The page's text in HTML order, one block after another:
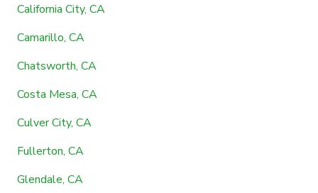
California City, CA
Camarillo, CA
Chatsworth, CA
Costa Mesa, CA
Culver City, CA
Fullerton, CA
Glendale, CA